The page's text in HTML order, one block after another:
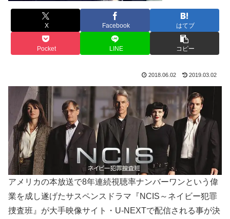
X Facebook はてブ
Pocket LINE コピー
2018.06.02 2019.03.02
アメリカの本放送で8年連続視聴率ナンバーワンという偉
業を成し遂げたサスペンスドラマ『NCIS～ネイビー犯罪
捜査班』が大手映像サイト・U-NEXTで配信される事が決